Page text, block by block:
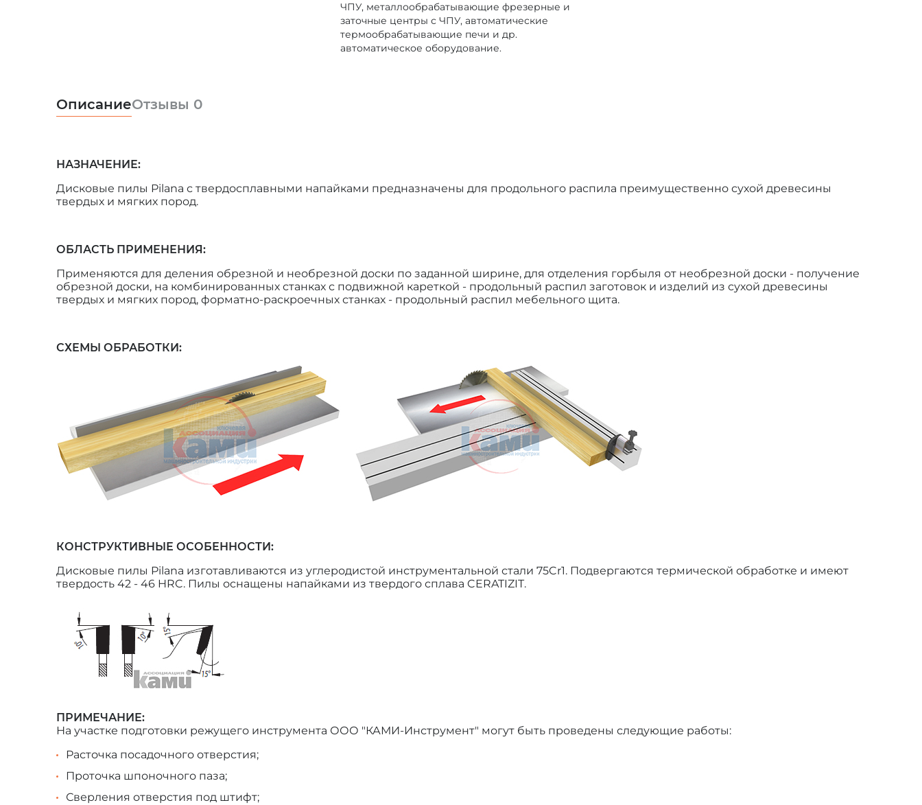
ЧПУ, металлообрабатывающие фрезерные и
заточные центры с ЧПУ, автоматические
термообрабатывающие печи и др.
автоматическое оборудование.
ОписаниеОтзывы 0
НАЗНАЧЕНИЕ:
Дисковые пилы Pilana с твердосплавными напайками предназначены для продольного распила преимущественно сухой древесины
твердых и мягких пород.
ОБЛАСТЬ ПРИМЕНЕНИЯ:
Применяются для деления обрезной и необрезной доски по заданной ширине, для отделения горбыля от необрезной доски - получение
обрезной доски, на комбинированных станках с подвижной кареткой - продольный распил заготовок и изделий из сухой древесины
твердых и мягких пород, форматно-раскроечных станках - продольный распил мебельного щита.
СХЕМЫ ОБРАБОТКИ:
КОНСТРУКТИВНЫЕ ОСОБЕННОСТИ:
Дисковые пилы Pilana изготавливаются из углеродистой инструментальной стали 75Cr1. Подвергаются термической обработке и имеют
твердость 42 - 46 HRC. Пилы оснащены напайками из твердого сплава CERATIZIT.
ПРИМЕЧАНИЕ:
На участке подготовки режущего инструмента ООО "КАМИ-Инструмент" могут быть проведены следующие работы:
Расточка посадочного отверстия;
Проточка шпоночного паза;
Сверления отверстия под штифт;